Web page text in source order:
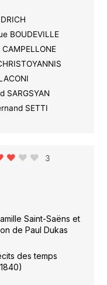
BOUDEVILLE
SARGSYAN
SETTI
3
Saint-Saëns et
de Paul Dukas
des temps